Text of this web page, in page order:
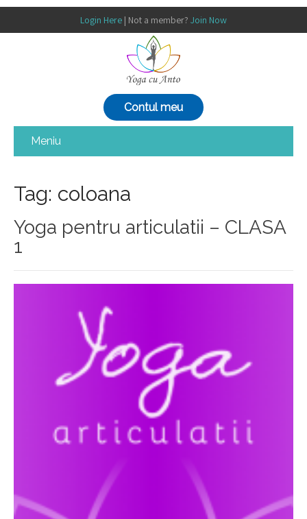
Login Here | Not a member? Join Now
Contul meu
Meniu
Tag: coloana
Yoga pentru articulatii – CLASA
1